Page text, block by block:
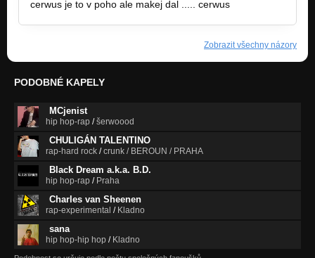
cerwus je to v poho ale makej dal ..... cerwus
Zobrazit všechny názory
PODOBNÉ KAPELY
MCjenist
hip hop-rap /šerwoood
CHULIGÁN TALENTINO
rap-hard rock /crunk / BEROUN / PRAHA
Black Dream a.k.a. B.D.
hip hop-rap / Praha
Charles van Sheenen
rap-experimental / Kladno
sana
hip hop-hip hop / Kladno